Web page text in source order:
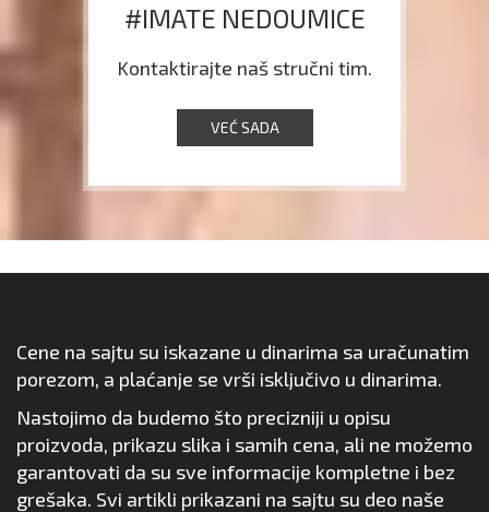
#IMATE NEDOUMICE
Kontaktirajte naš stručni tim.
VEĆ SADA
Cene na sajtu su iskazane u dinarima sa uračunatim
porezom, a plaćanje se vrši isključivo u dinarima.
Nastojimo da budemo što precizniji u opisu
proizvoda, prikazu slika i samih cena, ali ne možemo
garantovati da su sve informacije kompletne i bez
grešaka. Svi artikli prikazani na sajtu su deo naše